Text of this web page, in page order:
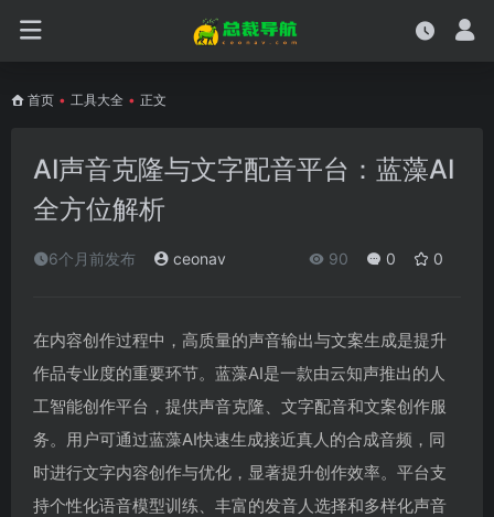
首页 • 工具大全 • 正文
AI声音克隆与文字配音平台：蓝藻AI
全方位解析
6个月前发布 ceonav 90 0 0
在内容创作过程中，高质量的声音输出与文案生成是提升
作品专业度的重要环节。蓝藻AI是一款由云知声推出的人
工智能创作平台，提供声音克隆、文字配音和文案创作服
务。用户可通过蓝藻AI快速生成接近真人的合成音频，同
时进行文字内容创作与优化，显著提升创作效率。平台支
持个性化语音模型训练、丰富的发音人选择和多样化声音